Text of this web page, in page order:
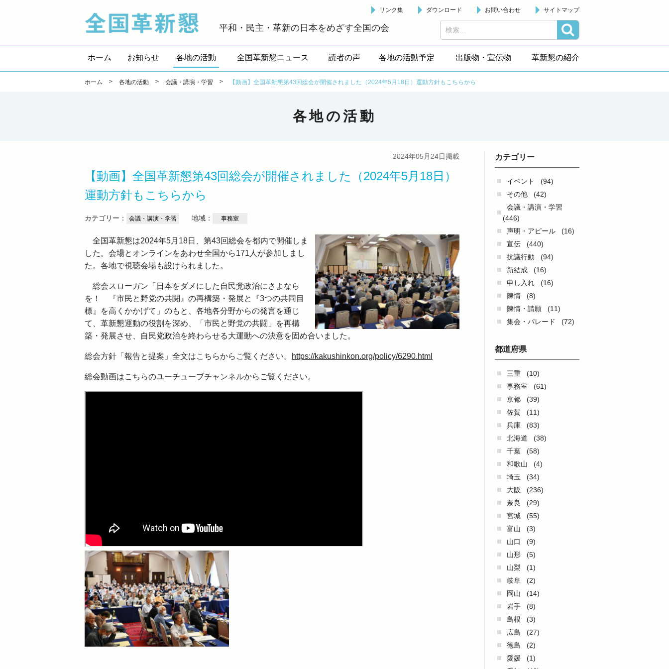
平和・民主・革新の日本をめざす全国の会
リンク集 ダウンロード お問い合わせ サイトマップ
ホーム お知らせ 各地の活動 全国革新懇ニュース 読者の声 各地の活動予定 出版物・宣伝物 革新懇の紹介
ホーム > 各地の活動 > 会議・講演・学習 > 【動画】全国革新懇第43回総会が開催されました（2024年5月18日）運動方針もこちらから
各地の活動
2024年05月24日掲載
【動画】全国革新懇第43回総会が開催されました（2024年5月18日）
運動方針もこちらから
カテゴリー： 会議・講演・学習 地域： 事務室
全国革新懇は2024年5月18日、第43回総会を都内で開催しま
した。会場とオンラインをあわせ全国から171人が参加しまし
た。各地で視聴会場も設けられました。
総会スローガン「日本をダメにした自民党政治にさよなら
を！ 『市民と野党の共闘』の再構築・発展と『3つの共同目
標』を高くかかげて」のもと、各地各分野からの発言を通じ
て、革新懇運動の役割を深め、「市民と野党の共闘」を再構
築・発展させ、自民党政治を終わらせる大運動への決意を固め合いました。
総会方針「報告と提案」全文はこちらからご覧ください。 https://kakushinkon.org/policy/6290.html
総会動画はこちらのユーチューブチャンネルからご覧ください。
カテゴリー
イベント
(94)
その他
(42)
会議・講演・学習
(446)
声明・アピール
(16)
宣伝
(440)
抗議行動
(94)
新結成
(16)
申し入れ
(16)
陳情
(8)
陳情・請願
(11)
集会・パレード
(72)
都道府県
三重
(10)
事務室
(61)
京都
(39)
佐賀
(11)
兵庫
(83)
北海道
(38)
千葉
(58)
和歌山
(4)
埼玉
(34)
大阪
(236)
奈良
(29)
宮城
(55)
富山
(3)
山口
(9)
山形
(5)
山梨
(1)
岐阜
(2)
岡山
(14)
岩手
(8)
島根
(3)
広島
(27)
徳島
(2)
愛媛
(1)